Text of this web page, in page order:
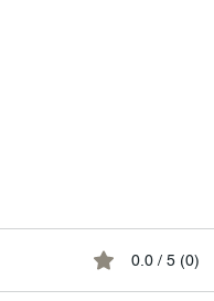
0.0 / 5 (0)